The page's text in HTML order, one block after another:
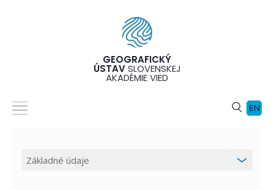
GEOGRAFICKÝ
ÚSTAVSLOVENSKEJ
AKADÉMIE VIED
EN